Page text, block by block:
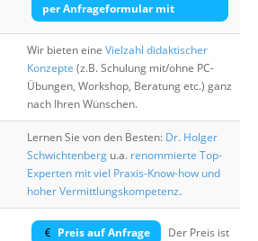
per Anfrageformular mit
Wir bieten eine Vielzahl didaktischer
Konzepte (z.B. Schulung mit/ohne PC-
Übungen, Workshop, Beratung etc.) ganz
nach Ihren Wünschen.
Lernen Sie von den Besten: Dr. Holger
Schwichtenberg u.a. renommierte Top-
Experten mit viel Praxis-Know-how und
hoher Vermittlungskompetenz.
Preis auf Anfrage
Der Preis ist